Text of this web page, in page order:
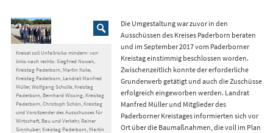
Kreisel soll Unfallrisiko mindern: von
links nach rechts: Siegfried Nowak,
Kreistag Paderborn, Martin Koke,
Kreistag Paderborn, Landrat Manfred
Müller, Wolfgang Scholle, Kreistag
Paderborn, Bernhard Wissing, Kreistag
Paderborn, Christoph Schön, Kreistag
und Vorsitzender des Ausschusses für
Wirtschaft, Bau und Verkehr, Rainer
Sinnhuber; Kreistag Paderborn, Martin
Die Umgestaltung war zuvor in den
Ausschüssen des Kreises Paderborn beraten
und im September 2017 vom Paderborner
Kreistag einstimmig beschlossen worden.
Zwischenzeitlich konnte der erforderliche
Grunderwerb getätigt und auch die Zuschüsse
erfolgreich eingeworben werden. Landrat
Manfred Müller und Mitglieder des
Paderborner Kreistages informierten sich vor
Ort über die Baumaßnahmen, die voll im Plan